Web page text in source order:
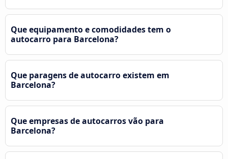
Que equipamento e comodidades tem o
autocarro para Barcelona?
Que paragens de autocarro existem em
Barcelona?
Que empresas de autocarros vão para
Barcelona?